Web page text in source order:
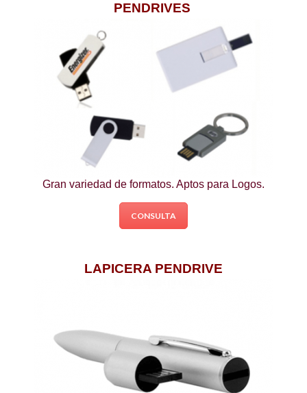
PENDRIVES
Gran variedad de formatos. Aptos para Logos.
CONSULTA
LAPICERA PENDRIVE